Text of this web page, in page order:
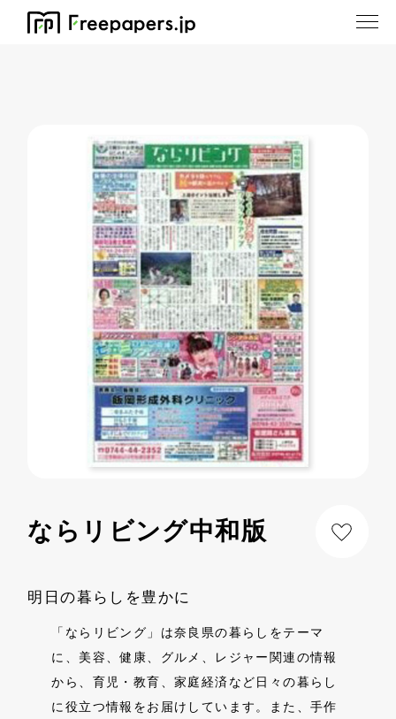
ホーム ならリビング中和版
ならリビング中和版
明日の暮らしを豊かに
「ならリビング」は奈良県の暮らしをテーマ
に、美容、健康、グルメ、レジャー関連の情報
から、育児・教育、家庭経済など日々の暮らし
に役立つ情報をお届けしています。また、手作